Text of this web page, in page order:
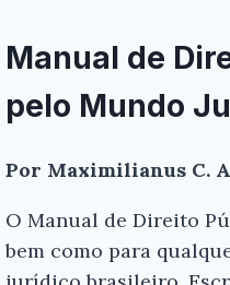
Manual de
pelo Mundo
Por Maximilianus C.
O Manual de Direito
bem como para